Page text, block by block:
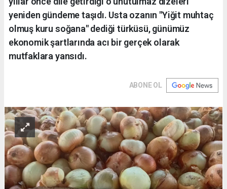
yeniden gündeme taşıdı. Usta ozanın "Yiğit muhtaç
olmuş kuru soğana" dediği türküsü, günümüz
ekonomik şartlarında acı bir gerçek olarak
mutfaklara yansıdı.
ABONE OL